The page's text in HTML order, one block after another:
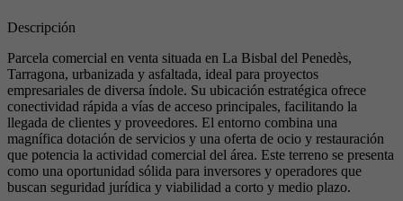
Descripción
Parcela comercial en venta situada en La Bisbal del Penedès,
Tarragona, urbanizada y asfaltada, ideal para proyectos
empresariales de diversa índole. Su ubicación estratégica ofrece
conectividad rápida a vías de acceso principales, facilitando la
llegada de clientes y proveedores. El entorno combina una
magnífica dotación de servicios y una oferta de ocio y restauración
que potencia la actividad comercial del área. Este terreno se presenta
como una oportunidad sólida para inversores y operadores que
buscan seguridad jurídica y viabilidad a corto y medio plazo.